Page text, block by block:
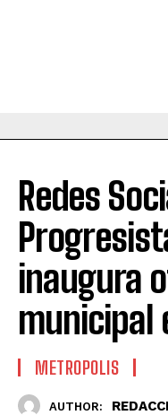
Redes
inaugura
municipal
METROPOLIS
AUTHOR: